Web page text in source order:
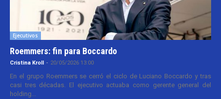
Ejecutivos
Roemmers: fin para Boccardo
Cristina Kroll - 20/05/2026 13:00
En el grupo Roemmers se cerró el ciclo de Luciano Boccardo y tras
casi tres décadas. El ejecutivo actuaba como gerente general del
holding...